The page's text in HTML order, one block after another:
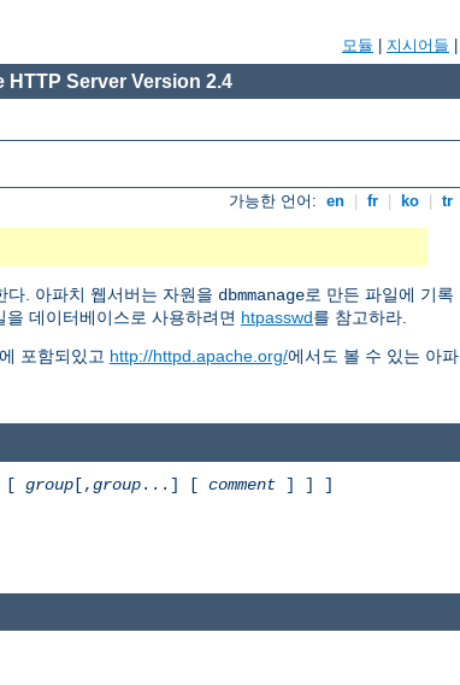
모듈 지시어들
HTTP Server Version 2.4
가능한 언어: en fr ko tr
. 아파치 웹서버는 자원을 dbmmanage로 만든 파일에 기록
데이터베이스로 사용하려면 htpasswd를 참고하라.
포함되있고 http://httpd.apache.org/에서도 볼 수 있는 아파
group [,group...] [ comment ] ] ]